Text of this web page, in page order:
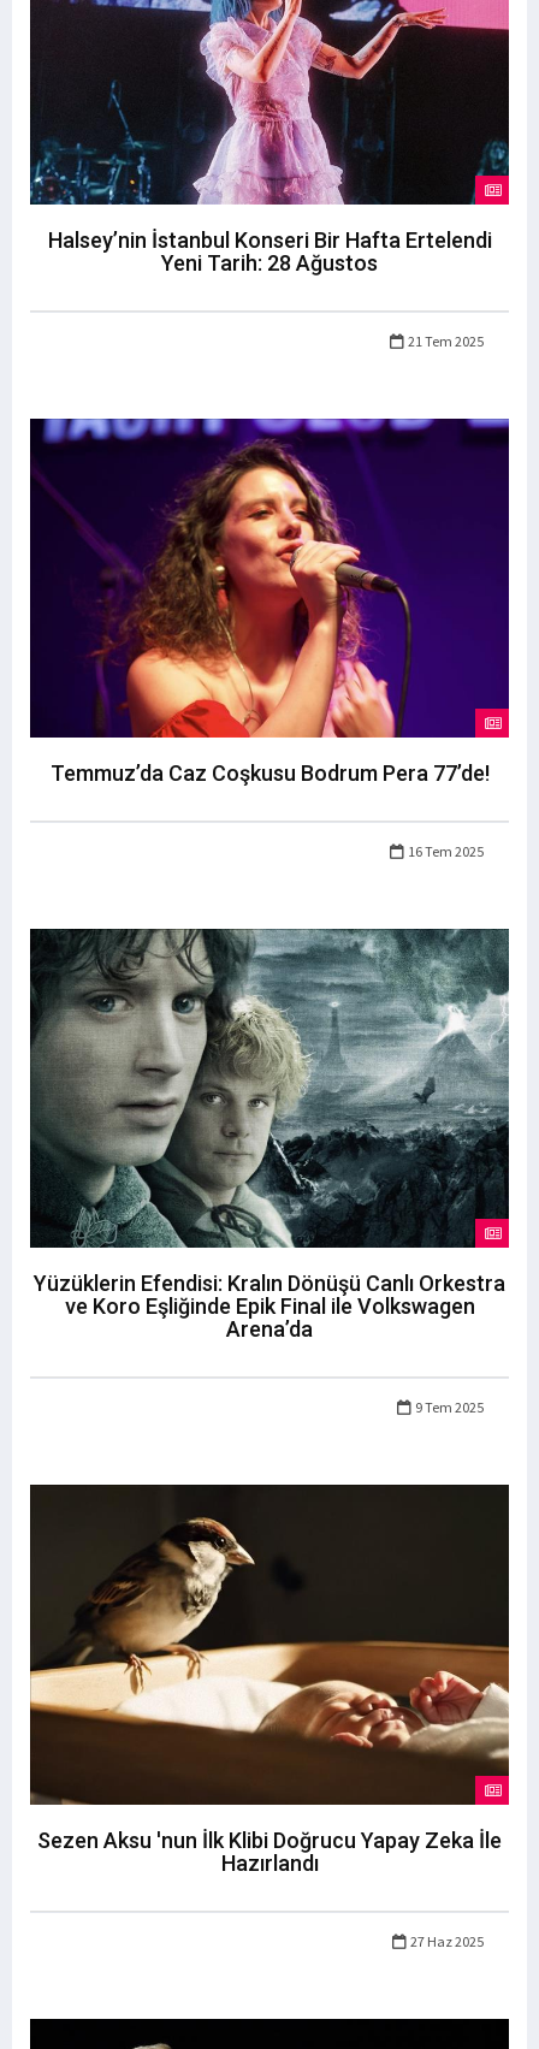
Halsey’nin İstanbul Konseri Bir Hafta Ertelendi
Yeni Tarih: 28 Ağustos
21 Tem 2025
Temmuz’da Caz Coşkusu Bodrum Pera 77’de!
16 Tem 2025
Yüzüklerin Efendisi: Kralın Dönüşü Canlı Orkestra
ve Koro Eşliğinde Epik Final ile Volkswagen
Arena’da
9 Tem 2025
Sezen Aksu 'nun İlk Klibi Doğrucu Yapay Zeka İle
Hazırlandı
27 Haz 2025